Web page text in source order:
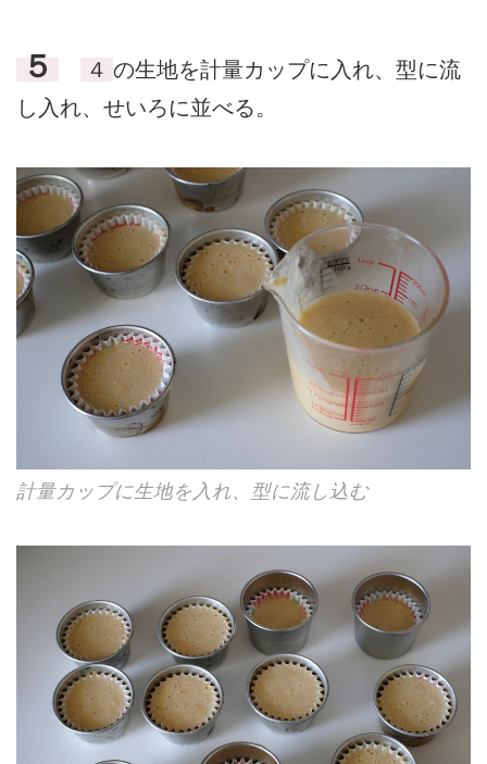
５ ４ の生地を計量カップに入れ、型に流
し入れ、せいろに並べる。
計量カップに生地を入れ、型に流し込む